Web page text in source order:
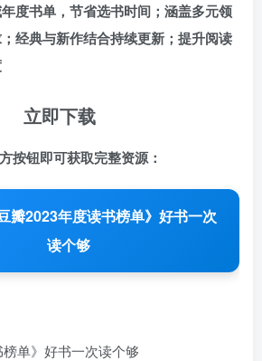
度书单，节省选书时间；涵盖多元领
经典与新作结合持续更新；提升阅读
立即下载
按钮即可获取完整资源：
瓣2023年度读书榜单》好书一次
读个够
榜单》好书一次读个够